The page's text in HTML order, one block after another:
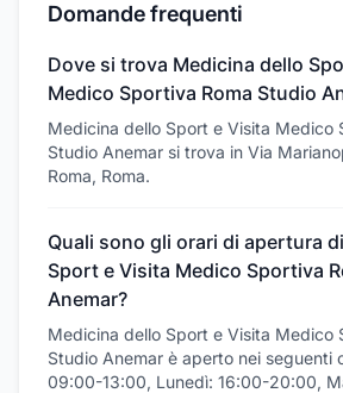
Domande frequenti
Dove si trova Medicina dello
Medico Sportiva Roma Studio
Medicina dello Sport e Visita Medico
Studio Anemar si trova in Via
Roma, Roma.
Quali sono gli orari di apertura
Sport e Visita Medico Sportiva
Anemar?
Medicina dello Sport e Visita Medico
Studio Anemar è aperto nei seguenti
09:00-13:00, Lunedì: 16:00-20:00,